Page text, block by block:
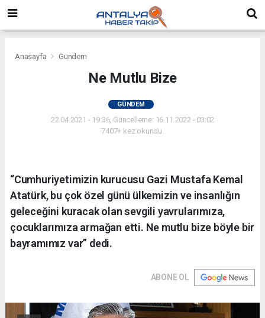
Anasayfa Gündem
Ne Mutlu Bize
GÜNDEM
22.04.2021 - 19:36, Güncelleme: 16.11.2022 - 03:02
7407+ kez okundu.
“Cumhuriyetimizin kurucusu Gazi Mustafa Kemal
Atatürk, bu çok özel günü ülkemizin ve insanlığın
geleceğini kuracak olan sevgili yavrularımıza,
çocuklarımıza armağan etti. Ne mutlu bize böyle bir
bayramımız var” dedi.
ABONE OL